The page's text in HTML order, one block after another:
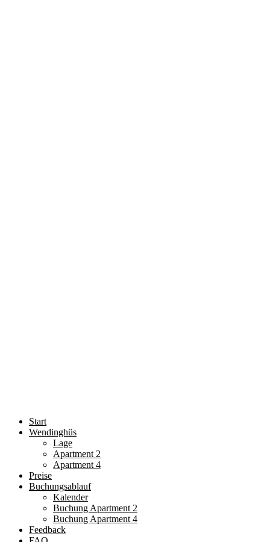
Start
Wendinghüs
Lage
Apartment 2
Apartment 4
Preise
Buchungsablauf
Kalender
Buchung Apartment 2
Buchung Apartment 4
Feedback